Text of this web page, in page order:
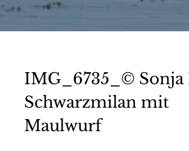
IMG_6735_© Sonja
Schwarzmilan mit
Maulwurf